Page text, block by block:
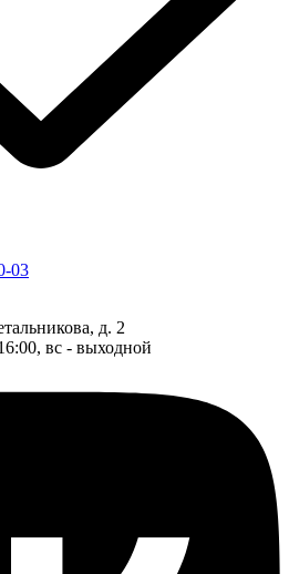
03
д. 2
вс - выходной